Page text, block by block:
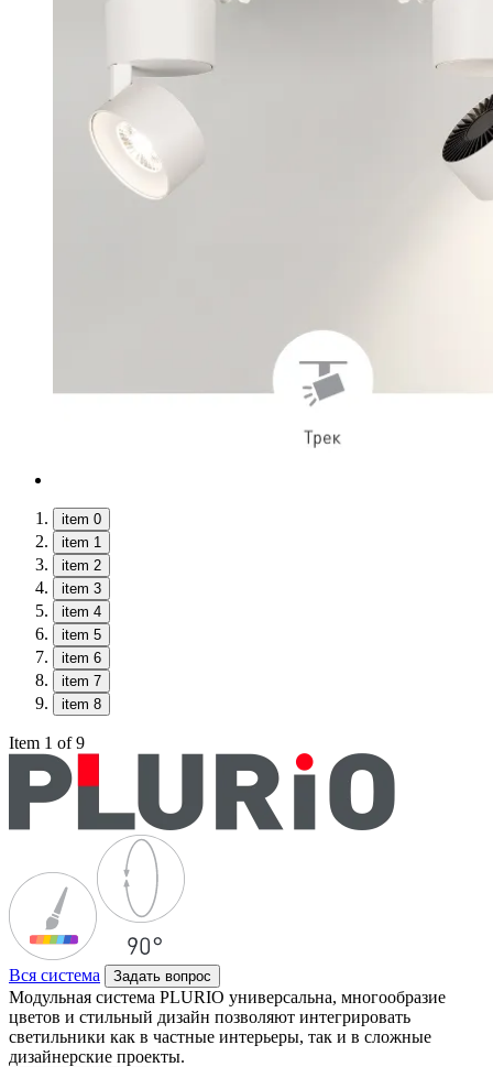
item 0
item 1
item 2
item 3
item 4
item 5
item 6
item 7
item 8
Item 1 of 9
Вся система Задать вопрос
Модульная система PLURIO универсальна, многообразие
цветов и стильный дизайн позволяют интегрировать
светильники как в частные интерьеры, так и в сложные
дизайнерские проекты.